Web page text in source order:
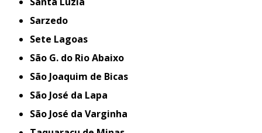
Sarzedo
Sete Lagoas
São G. do Rio Abaixo
São Joaquim de Bicas
São José da Lapa
São José da Varginha